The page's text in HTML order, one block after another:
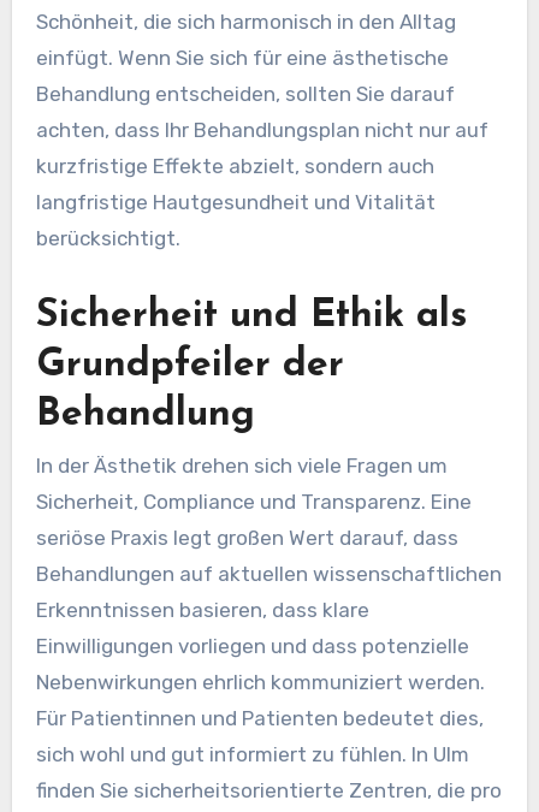
Schönheit, die sich harmonisch in den Alltag
einfügt. Wenn Sie sich für eine ästhetische
Behandlung entscheiden, sollten Sie darauf
achten, dass Ihr Behandlungsplan nicht nur auf
kurzfristige Effekte abzielt, sondern auch
langfristige Hautgesundheit und Vitalität
berücksichtigt.
Sicherheit und Ethik als
Grundpfeiler der
Behandlung
In der Ästhetik drehen sich viele Fragen um
Sicherheit, Compliance und Transparenz. Eine
seriöse Praxis legt großen Wert darauf, dass
Behandlungen auf aktuellen wissenschaftlichen
Erkenntnissen basieren, dass klare
Einwilligungen vorliegen und dass potenzielle
Nebenwirkungen ehrlich kommuniziert werden.
Für Patientinnen und Patienten bedeutet dies,
sich wohl und gut informiert zu fühlen. In Ulm
finden Sie sicherheitsorientierte Zentren, die pro